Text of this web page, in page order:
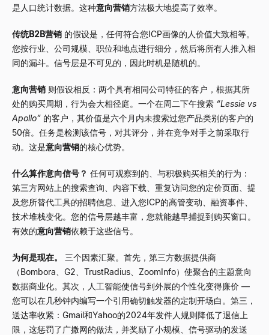
是人口统计数据。这种意向营销方法极大地提高了效率。
传统B2B营销 的假设是，任何符合您ICP画像的人价值大致相等。
您按行业、公司规模、职位和地点进行细分，然后将所有人推入相
同的漏斗。信号层是不可见的，因此时机是随机的。
意向营销 则假设相反：两个具有相同公司特征的客户，根据其所
处的购买周期，行为会大相径庭。一个在周二下午搜索 “Lessie vs
Apollo” 的客户，其价值是六个月内未搜索过您产品类别的客户的
50倍。任务是检测该信号，对其评分，并在竞争对手之前采取行
动。这是意向营销的核心优势。
什么算作意向信号？ 任何可观察到的、与积极购买相关的行为：
第三方网站上的搜索查询、内容下载、重复访问您的定价页面、提
及您所替代工具的招聘信息、进入您ICP的高管变动、融资事件、
技术堆栈变化。您的信号层越丰富，您就能越早捕捉到购买窗口。
有效的意向营销依赖于这些信号。
为何是现在。
三个因素汇聚。首先，第三方数据提供商
（Bombora、G2、TrustRadius、ZoomInfo）使聚合的主题意向
数据商业化。其次，人工智能使信号到外展的个性化变得廉价 —
您可以在几秒钟内编写一个引用确切触发器的定制开场白。第三，
送达率收紧：Gmail和Yahoo的2024年发件人规则降低了退信上
限，这惩罚了广撒网的做法，并奖励了小规模、信号驱动的发送